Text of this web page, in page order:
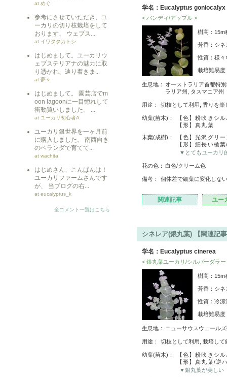
at めぐ
参考にさせていただき、ユ
ーカリの切り枝栽培をして
おります、 ウェブス...
at イワタタカトシ
はじめまして。ユーカリウ
ェブステリアナの魅力に取
り憑かれ、辿り着きま...
at 夢々
はじめまして。 園芸店でm
oon lagoonに一目惚れして
衝動買いしました。 ...
at ユーカリ初心者A
ユーカリ銀世界を一ヶ月前
に購入しました。 南西向き
のベランダで育てて...
at wachita
はじめさん、こんばんは！
ユーカリファームさんです
が、 当ブログの右...
at eucalyptus_k
全コメント一覧はこちら
学名：Eucalyptus goniocalyx
< バンディ/アップル >
樹高：
芳香：シ
性質：様
栽培難
生息地：
オーストラリア首都特
ラリア州, タスマニア州
用途： 切枝として利用, 香りを
幼葉(苗木)：
【色】粉吹きシ
【形】真丸葉
末葉(成樹)：
【色】光沢グリ
【形】細長い槍
▼とてもユーカリ
花の色： 白色/クリーム色
備考： 個体差で細葉に変化しな
関連記事 ユー
シネレア(銀丸葉) 【関連記
学名：Eucalyptus cinerea
< 銀丸葉ユーカリ/シルバーダラー
樹高：
芳香：シ
性質：冷
栽培難
生息地： ニューサウスウェール
用途： 切枝として利用, 栽培して
幼葉(苗木)：
【色】粉吹きシ
【形】真丸葉/逆
▼銀丸葉が美しい